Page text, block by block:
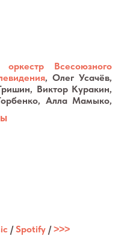
Всесоюзного
, Олег Усачёв,
Виктор Куракин,
Алла Мамыко,
Пейко, Виктор
/Spotify /˃˃˃